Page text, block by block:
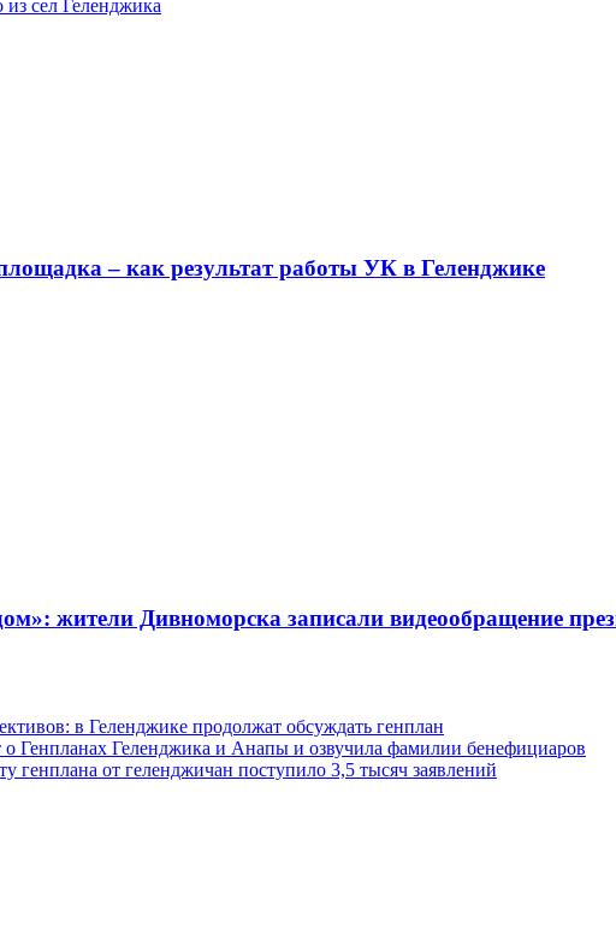
из сел Геленджика
– как результат работы УК в Геленджике
жители Дивноморска записали видеообращение
в Геленджике продолжат обсуждать генплан
Генпланах Геленджика и Анапы и озвучила фамилии бенефициаров
генплана от геленджичан поступило 3,5 тысяч заявлений